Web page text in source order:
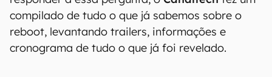
compilado de tudo o que já sabemos sobre o
reboot, levantando trailers, informações e
cronograma de tudo o que já foi revelado.